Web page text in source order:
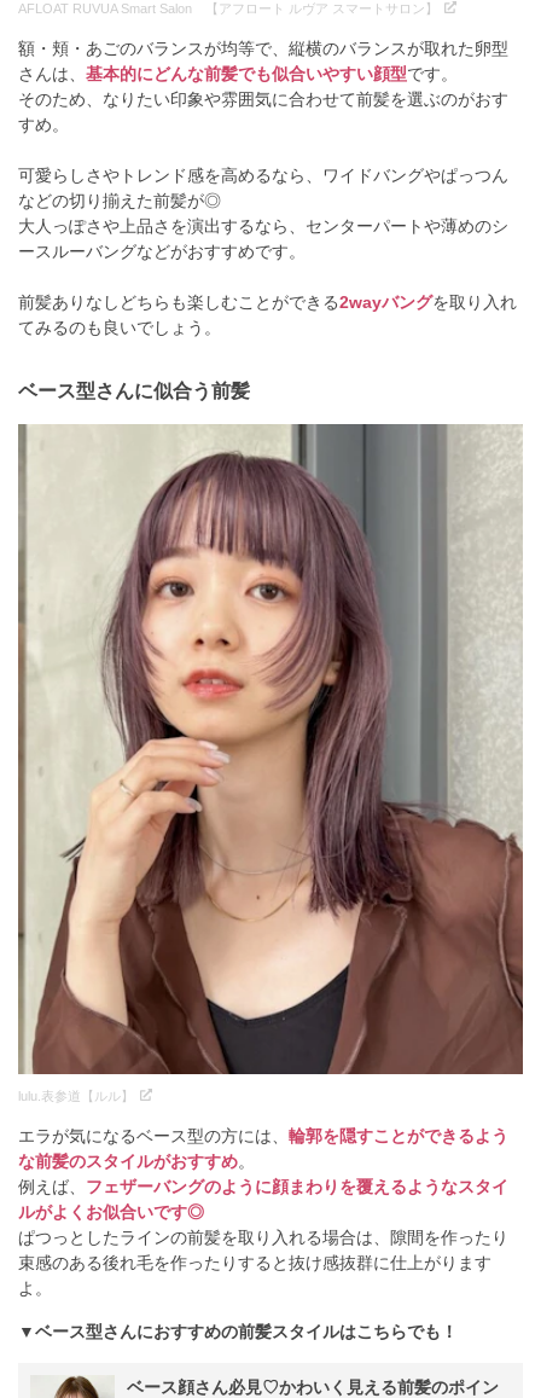
AFLOAT RUVUA Smart Salon 【アフロート ルヴア スマートサロン】
額・頬・あごのバランスが均等で、縦横のバランスが取れた卵型
さんは、 基本的にどんな前髪でも似合いやすい顔型です。
そのため、なりたい印象や雰囲気に合わせて前髪を選ぶのがおす
すめ。
可愛らしさやトレンド感を高めるなら、ワイドバングやぱっつん
などの切り揃えた前髪が◎
大人っぽさや上品さを演出するなら、センターパートや薄めのシ
ースルーバングなどがおすすめです。
前髪ありなしどちらも楽しむことができる2wayバングを取り入れ
てみるのも良いでしょう。
ベース型さんに似合う前髪
lulu.表参道【ルル】
エラが気になるベース型の方には、 輪郭を隠すことができるよう
な前髪のスタイルがおすすめ。
例えば、 フェザーバングのように顔まわりを覆えるようなスタイ
ルがよくお似合いです◎
ぱつっとしたラインの前髪を取り入れる場合は、隙間を作ったり
束感のある後れ毛を作ったりすると抜け感抜群に仕上がります
よ。
▼ベース型さんにおすすめの前髪スタイルはこちらでも！
ベース顔さん必見♡かわいく見える前髪のポイン